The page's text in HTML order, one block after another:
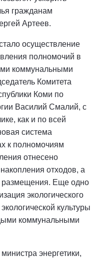
гражданам
Артеев.
осуществление
полномочий в
коммунальными
Комитета
Коми по
Василий Смалий, с
как и по всей
система
к полномочиям
отнесено
отходов, а
размещения. Еще одно
экологического
культуры
коммунальными
энергетики,